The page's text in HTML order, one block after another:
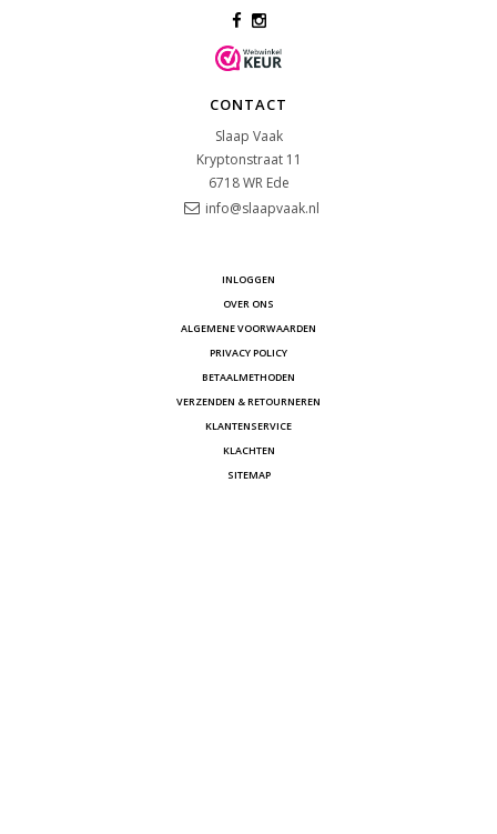
CONTACT
Slaap Vaak
Kryptonstraat 11
6718 WR Ede
info@slaapvaak.nl
INLOGGEN
OVER ONS
ALGEMENE VOORWAARDEN
PRIVACY POLICY
BETAALMETHODEN
VERZENDEN & RETOURNEREN
KLANTENSERVICE
KLACHTEN
SITEMAP